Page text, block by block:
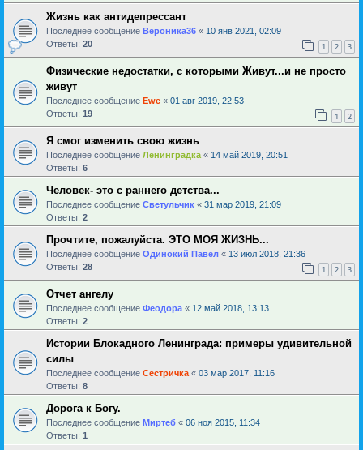
Жизнь как антидепрессант
Последнее сообщение Вероника36 « 10 янв 2021, 02:09
Ответы: 20 1 2 3
Физические недостатки, с которыми Живут...и не просто
живут
Последнее сообщение Ewe « 01 авг 2019, 22:53
Ответы: 19 1 2
Я смог изменить свою жизнь
Последнее сообщение Ленинградка « 14 май 2019, 20:51
Ответы: 6
Человек- это с раннего детства...
Последнее сообщение Светульчик « 31 мар 2019, 21:09
Ответы: 2
Прочтите, пожалуйста. ЭТО МОЯ ЖИЗНЬ...
Последнее сообщение Одинокий Павел « 13 июл 2018, 21:36
Ответы: 28 1 2 3
Отчет ангелу
Последнее сообщение Феодора « 12 май 2018, 13:13
Ответы: 2
Истории Блокадного Ленинграда: примеры удивительной
силы
Последнее сообщение Сестричка « 03 мар 2017, 11:16
Ответы: 8
Дорога к Богу.
Последнее сообщение Миртеб « 06 ноя 2015, 11:34
Ответы: 1